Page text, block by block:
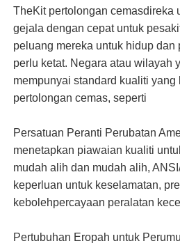
TheKit pertolongan cemasdireka
gejala dengan cepat untuk
peluang mereka untuk hidup
perlu ketat. Negara atau wilayah
mempunyai standard kualiti yang
pertolongan cemas, seperti
Persatuan Peranti Perubatan
menetapkan piawaian kualiti
mudah alih dan mudah alih,
keperluan untuk keselamatan,
kebolehpercayaan peralatan
Pertubuhan Eropah untuk